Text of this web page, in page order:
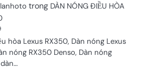
trong DÀN NÓNG ĐIỀU HÒA
hòa Lexus RX350, Dàn nóng Lexus
nóng RX350 Denso, Dàn nóng